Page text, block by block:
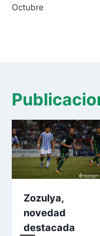
Octubre
Zozulya,
novedad
destacada